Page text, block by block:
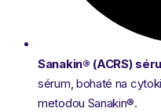
Sanakin® (ACRS)
sérum, bohaté na
metodou Sanakin®.